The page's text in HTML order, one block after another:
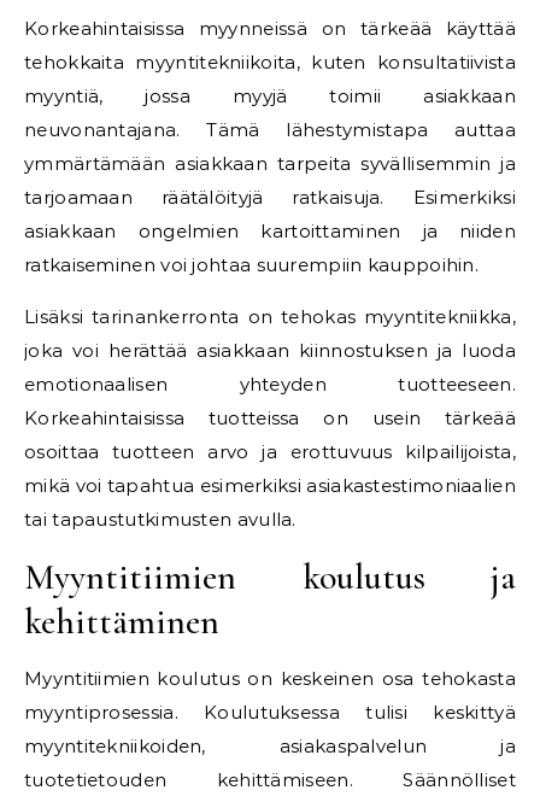
Korkeahintaisissa myynneissä on tärkeää käyttää
tehokkaita myyntitekniikoita, kuten konsultatiivista
myyntiä, jossa myyjä toimii asiakkaan
neuvonantajana. Tämä lähestymistapa auttaa
ymmärtämään asiakkaan tarpeita syvällisemmin ja
tarjoamaan räätälöityjä ratkaisuja. Esimerkiksi
asiakkaan ongelmien kartoittaminen ja niiden
ratkaiseminen voi johtaa suurempiin kauppoihin.
Lisäksi tarinankerronta on tehokas myyntitekniikka,
joka voi herättää asiakkaan kiinnostuksen ja luoda
emotionaalisen yhteyden tuotteeseen.
Korkeahintaisissa tuotteissa on usein tärkeää
osoittaa tuotteen arvo ja erottuvuus kilpailijoista,
mikä voi tapahtua esimerkiksi asiakastestimoniaalien
tai tapaustutkimusten avulla.
Myyntitiimien koulutus ja
kehittäminen
Myyntitiimien koulutus on keskeinen osa tehokasta
myyntiprosessia. Koulutuksessa tulisi keskittyä
myyntitekniikoiden, asiakaspalvelun ja
tuotetietouden kehittämiseen. Säännölliset